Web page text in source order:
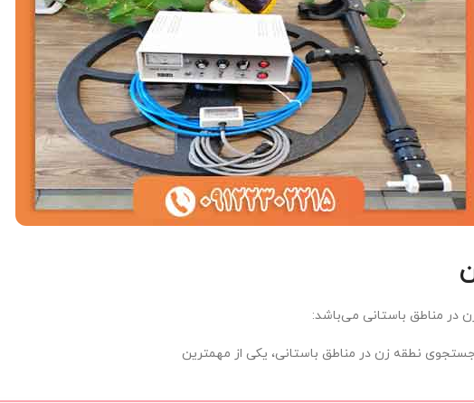
در مناطق باستانی می‌باشد:
نطقه زن در مناطق باستانی، یکی از مهمترین